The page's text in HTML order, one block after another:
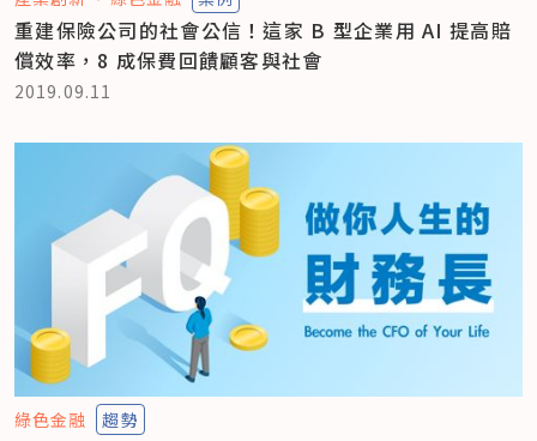
重建保險公司的社會公信！這家 B 型企業用 AI 提高賠
償效率，8 成保費回饋顧客與社會
2019.09.11
綠色金融 趨勢